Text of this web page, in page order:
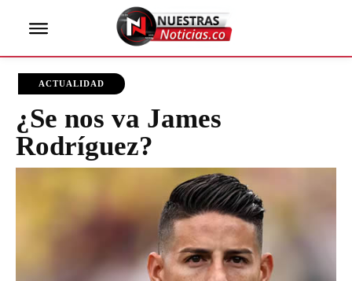
ACTUALIDAD
¿Se nos va James
Rodríguez?